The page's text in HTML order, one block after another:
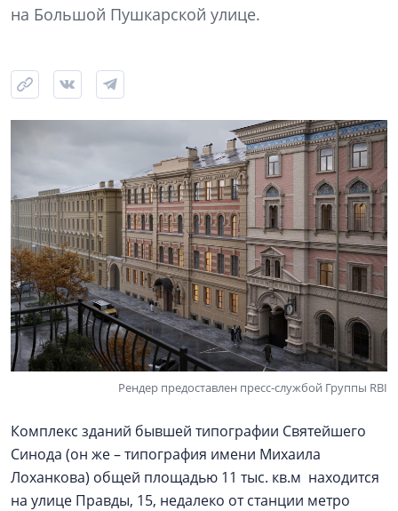
на Большой Пушкарской улице.
Рендер предоставлен пресс-службой Группы RBI
Комплекс зданий бывшей типографии Святейшего
Синода (он же – типография имени Михаила
Лоханкова) общей площадью 11 тыс. кв.м находится
на улице Правды, 15, недалеко от станции метро